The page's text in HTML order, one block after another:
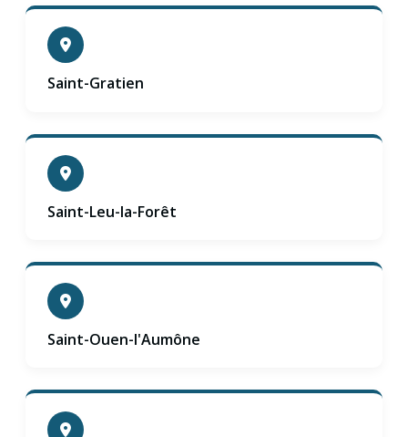
Saint-Gratien
Saint-Leu-la-Forêt
Saint-Ouen-l'Aumône